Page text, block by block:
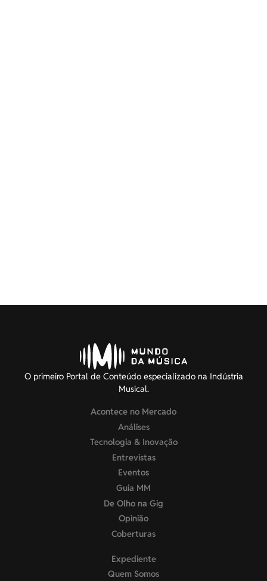
O primeiro Portal de Conteúdo especializado na Indústria
Musical.
Acontece no Mercado
Análises
Tecnologia & Inovação
Entrevistas
Eventos
Guia MM
De Olho na Gig
Opinião
Coberturas
Expediente
Quem Somos